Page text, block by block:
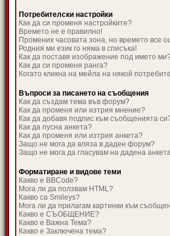
Потребителски настройки
Как да си променя настройките?
Времето не е правилно!
Промених часовата зона, но времето все
Родния ми език го няма в списъка!
Как да поставя изображение под името
Как да си променя ранга?
Когато кликна на мейла на някой
Въпроси за писането на съобщения
Как да създам тема във форум?
Как да променя или изтрия мнение?
Как да добавя подпис към съобщенията
Как да пусна анкета?
Как да променя или изтрия анкета?
Защо не мога да вляза в даден форум?
Защо не мога да гласувам на дадена
Форматиране и видове теми
Какво е BBCode?
Мога ли да ползвам HTML?
Какво са Smileys?
Мога ли да прилагам картинки към
Какво е СЪОБЩЕНИЕ?
Какво е Важна Тема?
Какво е Заключена тема?